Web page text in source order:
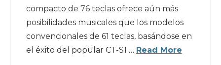
compacto de 76 teclas ofrece aún más
posibilidades musicales que los modelos
convencionales de 61 teclas, basándose en
el éxito del popular CT-S1 … Read More